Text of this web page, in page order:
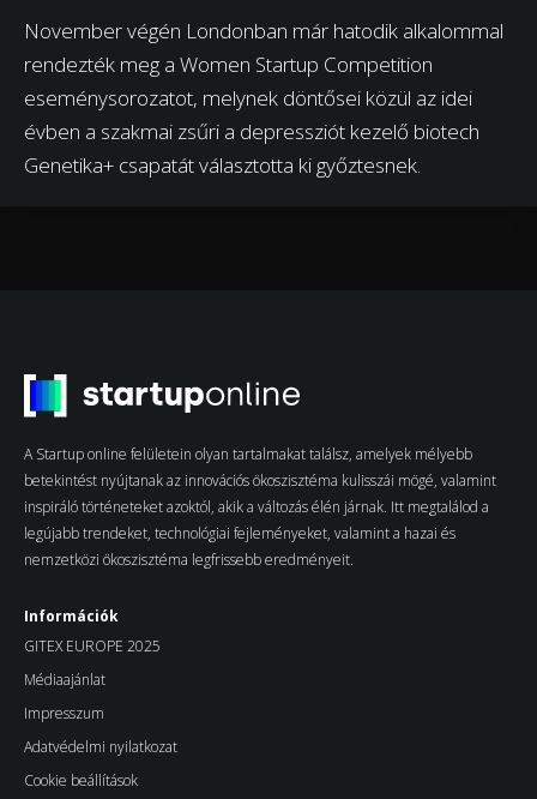
November végén Londonban már hatodik alkalommal
rendezték meg a Women Startup Competition
eseménysorozatot, melynek döntősei közül az idei
évben a szakmai zsűri a depressziót kezelő biotech
Genetika+ csapatát választotta ki győztesnek.
A Startup online felületein olyan tartalmakat találsz, amelyek mélyebb
betekintést nyújtanak az innovációs ökoszisztéma kulisszái mögé, valamint
inspiráló történeteket azoktól, akik a változás élén járnak. Itt megtalálod a
legújabb trendeket, technológiai fejleményeket, valamint a hazai és
nemzetközi ökoszisztéma legfrissebb eredményeit.
Információk
GITEX EUROPE 2025
Médiaajánlat
Impresszum
Adatvédelmi nyilatkozat
Cookie beállítások